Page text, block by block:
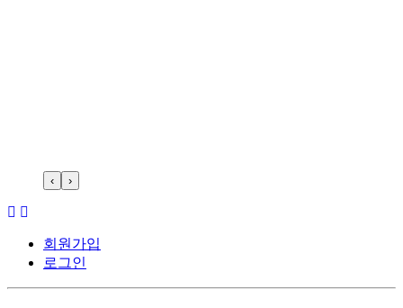
‹ ›
회원가입
로그인